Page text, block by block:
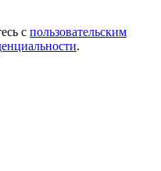
с пользовательским
.